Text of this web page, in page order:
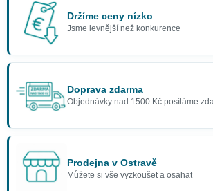
Držíme ceny nízko
Jsme levnější než konkurence
Doprava zdarma
Objednávky nad 1500 Kč posíláme
Prodejna v Ostravě
Můžete si vše vyzkoušet a osahat